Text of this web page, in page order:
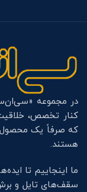
کنار تخصص،
که صرفاً یک محصول
هستند.
ما اینجاییم تا